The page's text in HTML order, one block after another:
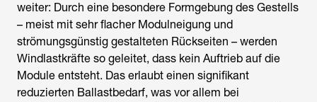
weiter: Durch eine besondere Formgebung des Gestells
– meist mit sehr flacher Modulneigung und
strömungsgünstig gestalteten Rückseiten – werden
Windlastkräfte so geleitet, dass kein Auftrieb auf die
Module entsteht. Das erlaubt einen signifikant
reduzierten Ballastbedarf, was vor allem bei